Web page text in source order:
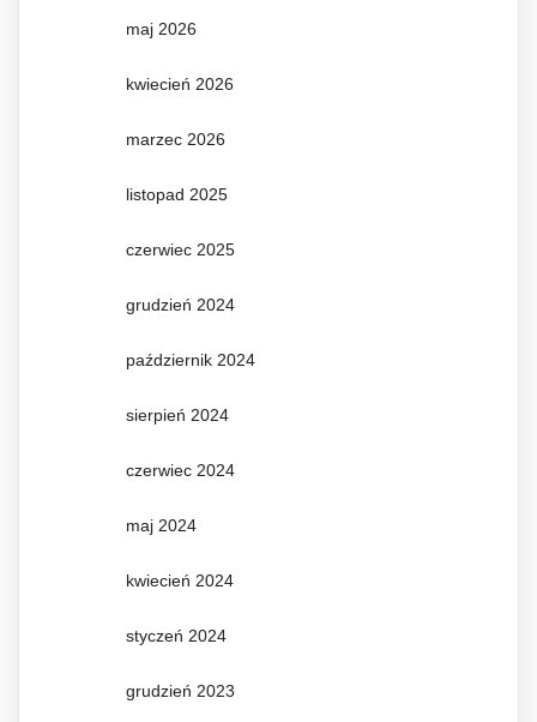
maj 2026
kwiecień 2026
marzec 2026
listopad 2025
czerwiec 2025
grudzień 2024
październik 2024
sierpień 2024
czerwiec 2024
maj 2024
kwiecień 2024
styczeń 2024
grudzień 2023